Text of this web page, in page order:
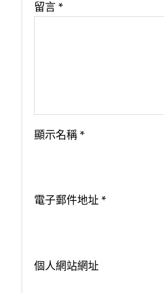
留言 *
顯示名稱 *
電子郵件地址 *
個人網站網址